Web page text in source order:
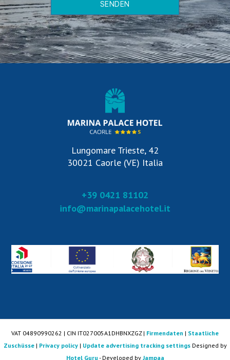
SENDEN
Lungomare Trieste, 42
30021 Caorle (VE) Italia
+39 0421 81102
info@marinapalacehotel.it
VAT 04890990262 | CIN IT027005A1DHBNXZGZ | Firmendaten | Staatliche
Zuschüsse| Privacy policy| Update advertising tracking settings Designed by
Hotel Guru- Developed by Jampaa